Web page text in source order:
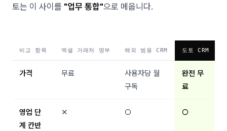
토는 이 사이를 "업무 통합"으로 메웁니다.
비교 항목 엑셀 거래처 명부 해외 범용 CRM 도토 CRM
가격 무료
사용자당 월
구독
완전 무
료
영업 단
계 칸반
✕ ○ ○